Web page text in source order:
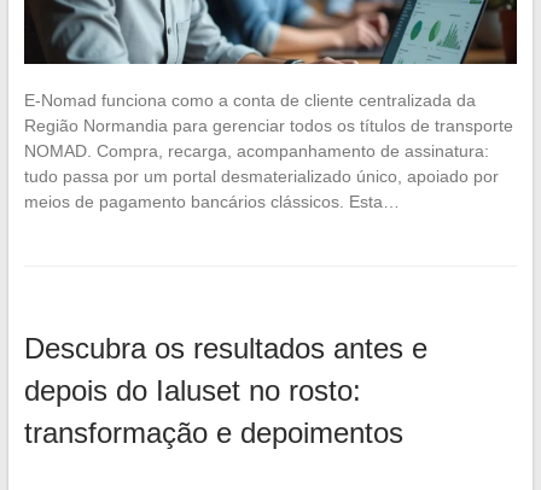
E-Nomad funciona como a conta de cliente centralizada da
Região Normandia para gerenciar todos os títulos de transporte
NOMAD. Compra, recarga, acompanhamento de assinatura:
tudo passa por um portal desmaterializado único, apoiado por
meios de pagamento bancários clássicos. Esta…
Descubra os resultados antes e
depois do Ialuset no rosto:
transformação e depoimentos